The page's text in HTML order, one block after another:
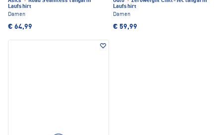
Laufshirt
Damen
€ 64,99
Laufshirt
Damen
€ 59,99